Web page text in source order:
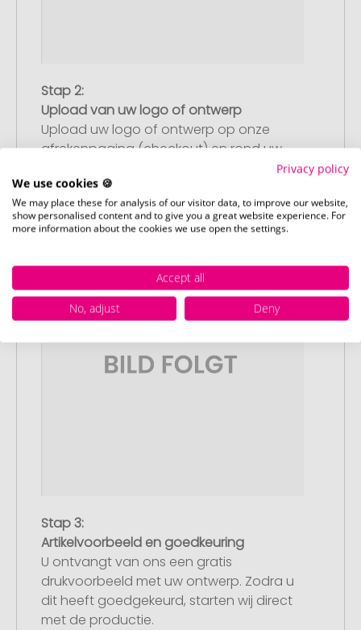
Stap 2:
Upload van uw logo of ontwerp
Upload uw logo of ontwerp op onze
afrekenpagina (checkout) en rond uw
geen geschikt bestand beschikbaar
hebben, dan kunt u dit later aanleveren.
Stap 3:
Artikelvoorbeeld en goedkeuring
U ontvangt van ons een gratis
drukvoorbeeld met uw ontwerp. Zodra u
dit heeft goedgekeurd, starten wij direct
met de productie.
Privacy policy
We use cookies 🍪
We may place these for analysis of our visitor data, to improve our website,
show personalised content and to give you a great website experience. For
more information about the cookies we use open the settings.
Accept all
No, adjust
Deny